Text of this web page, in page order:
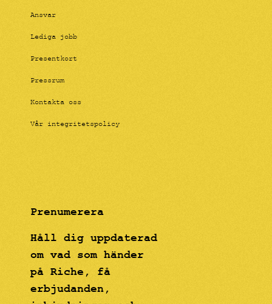
Ansvar
Lediga jobb
Presentkort
Pressrum
Kontakta oss
Vår integritetspolicy
Prenumerera
Håll dig uppdaterad
om vad som händer
på Riche, få
erbjudanden,